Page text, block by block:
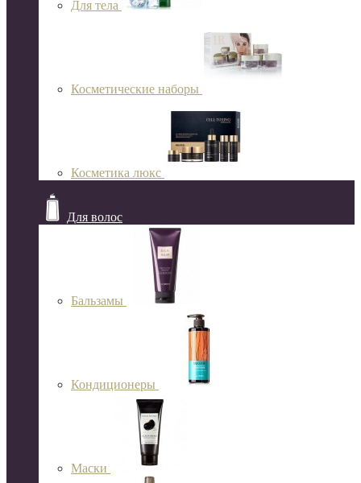
Для тела
Косметические наборы
Косметика люкс
Для волос
Бальзамы
Кондиционеры
Маски